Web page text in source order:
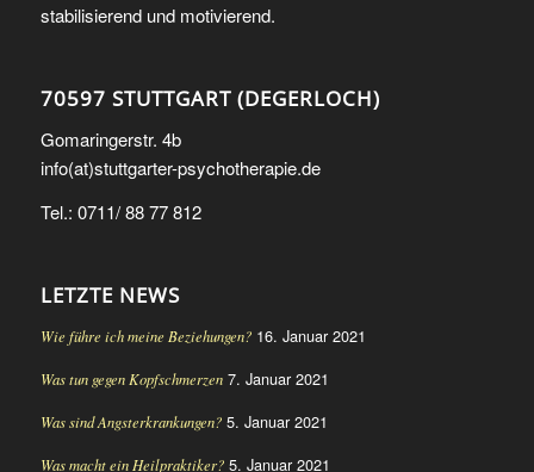
stabilisierend und motivierend.
70597 STUTTGART (DEGERLOCH)
Gomaringerstr. 4b
info(at)stuttgarter-psychotherapie.de
Tel.: 0711/ 88 77 812
LETZTE NEWS
Wie führe ich meine Beziehungen? 16. Januar 2021
Was tun gegen Kopfschmerzen 7. Januar 2021
Was sind Angsterkrankungen? 5. Januar 2021
Was macht ein Heilpraktiker? 5. Januar 2021